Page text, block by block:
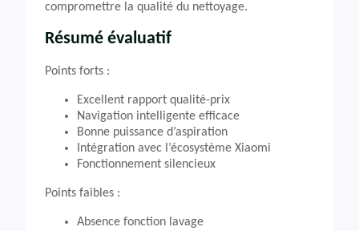
compromettre la qualité du nettoyage.
Résumé évaluatif
Points forts :
Excellent rapport qualité-prix
Navigation intelligente efficace
Bonne puissance d’aspiration
Intégration avec l’écosystème Xiaomi
Fonctionnement silencieux
Points faibles :
Absence fonction lavage